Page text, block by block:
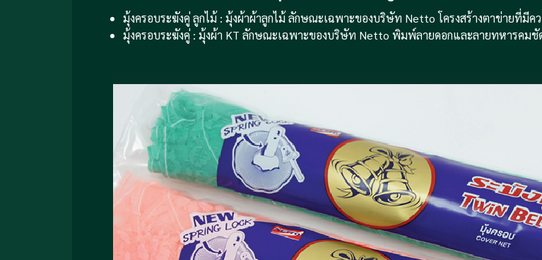
มุ้งครอบระฆังคู่ ลูกไม้ : มุ้งผ้าผ้าลูกไม้ ลักษณะเฉพาะของบริษัท Netto โครงสร้างตาข่ายที่มี
มุ้งครอบระฆังคู่ : มุ้งผ้า KT ลักษณะเฉพาะของบริษัท Netto พิมพ์ลายดอกและลายทหารคมชั